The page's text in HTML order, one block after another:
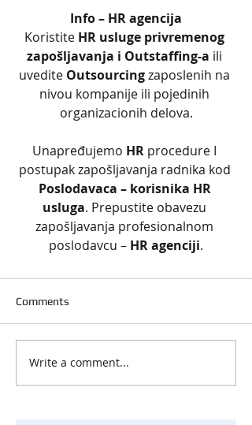
Info – HR agencija
Koristite HR usluge privremenog
zapošljavanja i Outstaffing-a ili
uvedite Outsourcing zaposlenih na
nivou kompanije ili pojedinih
organizacionih delova.
Unapređujemo HR procedure I
postupak zapošljavanja radnika kod
Poslodavaca – korisnika HR
usluga. Prepustite obavezu
zapošljavanja profesionalnom
poslodavcu – HR agenciji.
Comments
Write a comment...